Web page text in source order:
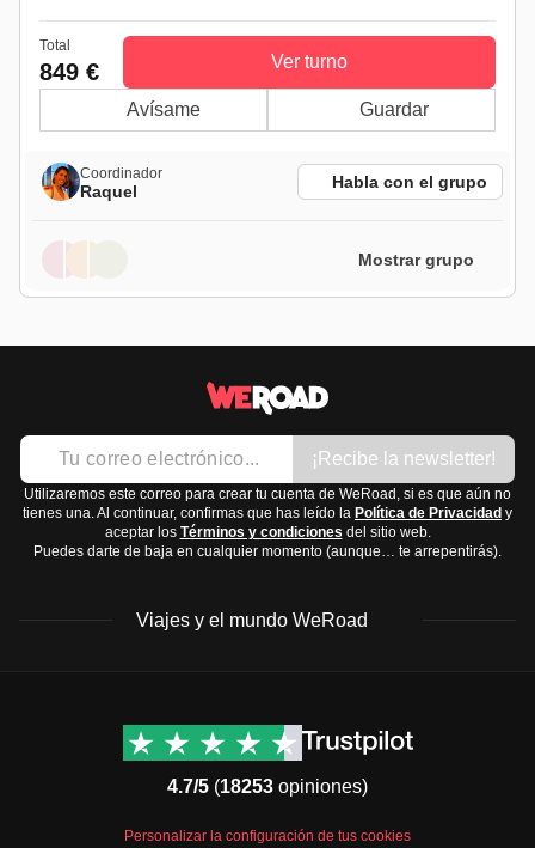
Total
849 € Ver turno
Avísame Guardar
Coordinador
Raquel Habla con el grupo
Mostrar grupo
¡Recibe la newsletter!
Utilizaremos este correo para crear tu cuenta de WeRoad, si es que aún no
tienes una. Al continuar, confirmas que has leído la Política de Privacidad y
aceptar los Términos y condiciones del sitio web.
Puedes darte de baja en cualquier momento (aunque… te arrepentirás).
Viajes y el mundo WeRoad
América del Norte
Oriente Medio
Contacto
Términos y condiciones
Condiciones generales
4.7/5 (18253 opiniones)
Personalizar la configuración de tus cookies